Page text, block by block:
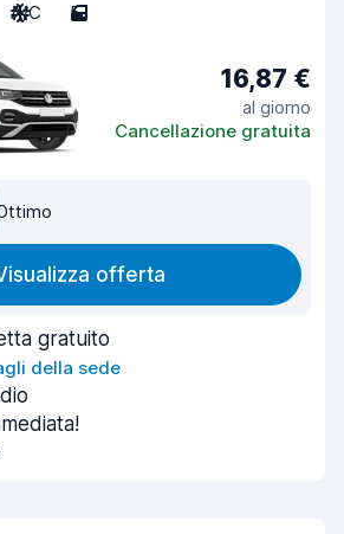
A/C 5
16,87 €
al giorno
Cancellazione gratuita
offerta
gratuito
della sede